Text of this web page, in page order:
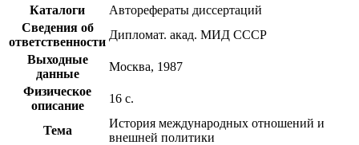
Каталоги
Авторефераты диссертаций
Сведения об
ответственности
Дипломат. акад. МИД СССР
Выходные
данные
Москва, 1987
Физическое
описание
16 с.
Тема
История международных отношений и
внешней политики